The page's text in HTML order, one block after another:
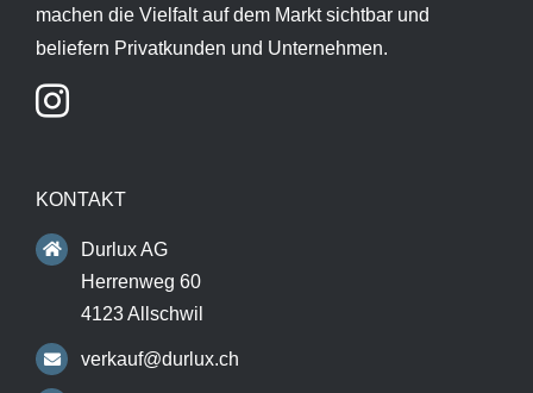
machen die Vielfalt auf dem Markt sichtbar und
beliefern Privatkunden und Unternehmen.
KONTAKT
Durlux AG
Herrenweg 60
4123 Allschwil
verkauf@durlux.ch